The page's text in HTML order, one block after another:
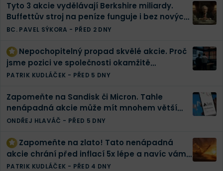
Tyto 3 akcie vydělávají Berkshire miliardy.
Buffettův stroj na peníze funguje i bez nových
investic
BC. PAVEL SÝKORA - PŘED 2 DNY
Nepochopitelný propad skvělé akcie. Proč
jsme pozici ve společnosti okamžitě
zdvojnásobili | Finex akciové portfolio
PATRIK KUDLÁČEK - PŘED 5 DNY
Zapomeňte na Sandisk či Micron. Tahle
nenápadná akcie může mít mnohem větší
potenciál
ONDŘEJ HLAVÁČ - PŘED 5 DNY
Zapomeňte na zlato! Tato nenápadná
akcie chrání před inflací 5x lépe a navíc vám
vyplatí tučnou dividendu
PATRIK KUDLÁČEK - PŘED 4 DNY